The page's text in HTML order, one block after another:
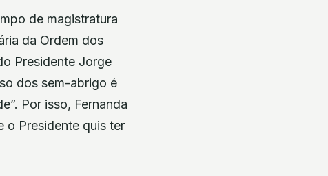
de magistratura
da Ordem dos
Presidente Jorge
dos sem-abrigo é
Por isso, Fernanda
o Presidente quis ter